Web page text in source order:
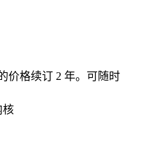
价格续订 2 年。可随时
核